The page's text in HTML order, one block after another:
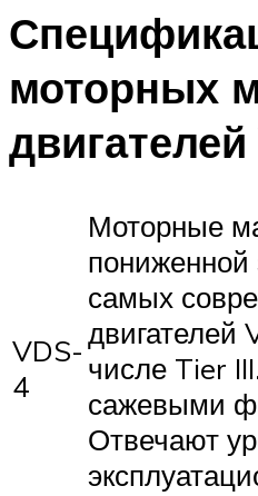
моторных
VDS-
4
Моторные
пониженной
самых
двигателей
числе Tier
сажевыми
Отвечают